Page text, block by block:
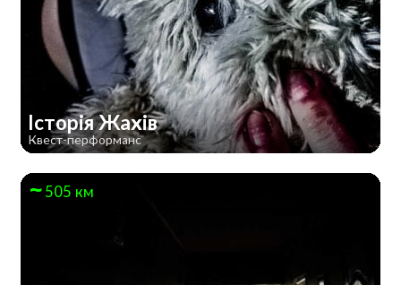
Історія Жахів
Квест-перформанс
505 км